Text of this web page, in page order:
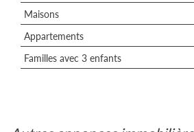
Maisons
Appartements
Familles avec 3 enfants